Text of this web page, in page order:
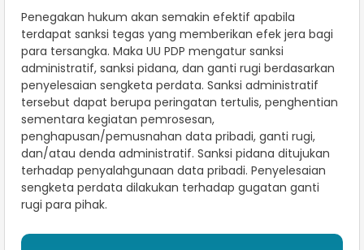
Penegakan hukum akan semakin efektif apabila
terdapat sanksi tegas yang memberikan efek jera bagi
para tersangka. Maka UU PDP mengatur sanksi
administratif, sanksi pidana, dan ganti rugi berdasarkan
penyelesaian sengketa perdata. Sanksi administratif
tersebut dapat berupa peringatan tertulis, penghentian
sementara kegiatan pemrosesan,
penghapusan/pemusnahan data pribadi, ganti rugi,
dan/atau denda administratif. Sanksi pidana ditujukan
terhadap penyalahgunaan data pribadi. Penyelesaian
sengketa perdata dilakukan terhadap gugatan ganti
rugi para pihak.